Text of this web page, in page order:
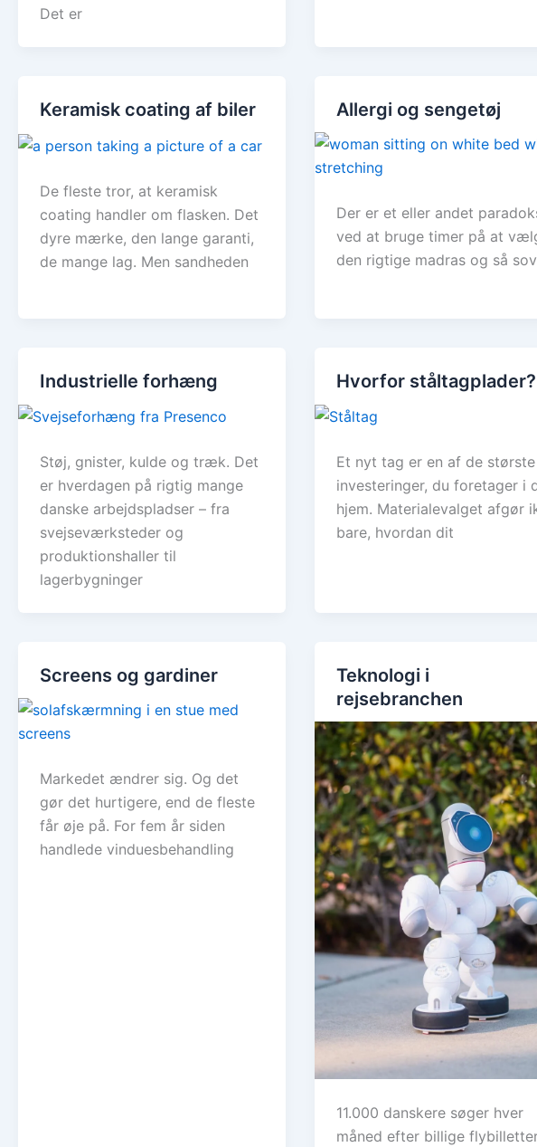
Det er
Keramisk coating af biler
De fleste tror, at keramisk
coating handler om flasken. Det
dyre mærke, den lange garanti,
de mange lag. Men sandheden
Allergi og sengetøj
Der er et eller andet
ved at bruge timer på at
den rigtige madras og så
Industrielle forhæng
Støj, gnister, kulde og træk. Det
er hverdagen på rigtig mange
danske arbejdspladser – fra
svejseværksteder og
produktionshaller til
lagerbygninger
Hvorfor ståltagplader?
Et nyt tag er en af de største
investeringer, du foretager i
hjem. Materialevalget afgør
bare, hvordan dit
Screens og gardiner
Markedet ændrer sig. Og det
gør det hurtigere, end de fleste
får øje på. For fem år siden
handlede vinduesbehandling
Teknologi i
rejsebranchen
11.000 danskere søger hver
måned efter billige